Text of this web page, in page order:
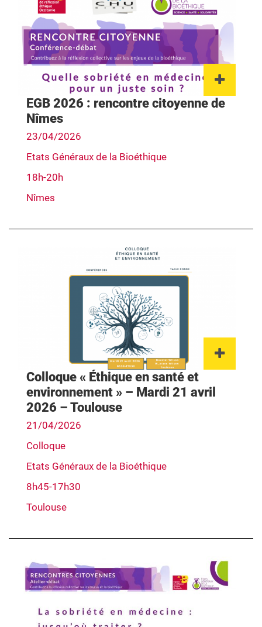
EGB 2026 : rencontre citoyenne de
Nîmes
23/04/2026
Etats Généraux de la Bioéthique
18h-20h
Nîmes
Colloque « Éthique en santé et
environnement » – Mardi 21 avril
2026 – Toulouse
21/04/2026
Colloque
Etats Généraux de la Bioéthique
8h45-17h30
Toulouse